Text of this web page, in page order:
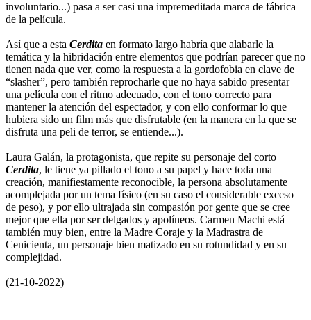
involuntario...) pasa a ser casi una impremeditada marca de fábrica
de la película.
Así que a esta Cerdita en formato largo habría que alabarle la
temática y la hibridación entre elementos que podrían parecer que no
tienen nada que ver, como la respuesta a la gordofobia en clave de
“slasher”, pero también reprocharle que no haya sabido presentar
una película con el ritmo adecuado, con el tono correcto para
mantener la atención del espectador, y con ello conformar lo que
hubiera sido un film más que disfrutable (en la manera en la que se
disfruta una peli de terror, se entiende...).
Laura Galán, la protagonista, que repite su personaje del corto
Cerdita, le tiene ya pillado el tono a su papel y hace toda una
creación, manifiestamente reconocible, la persona absolutamente
acomplejada por un tema físico (en su caso el considerable exceso
de peso), y por ello ultrajada sin compasión por gente que se cree
mejor que ella por ser delgados y apolíneos. Carmen Machi está
también muy bien, entre la Madre Coraje y la Madrastra de
Cenicienta, un personaje bien matizado en su rotundidad y en su
complejidad.
(21-10-2022)